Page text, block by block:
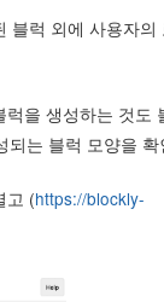
럭 외에 사용자
을 생성하는 것도
는 블럭 모양을
고 (https://blockly-